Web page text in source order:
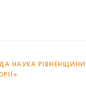
НАУКА РІВНЕНЩИНИ